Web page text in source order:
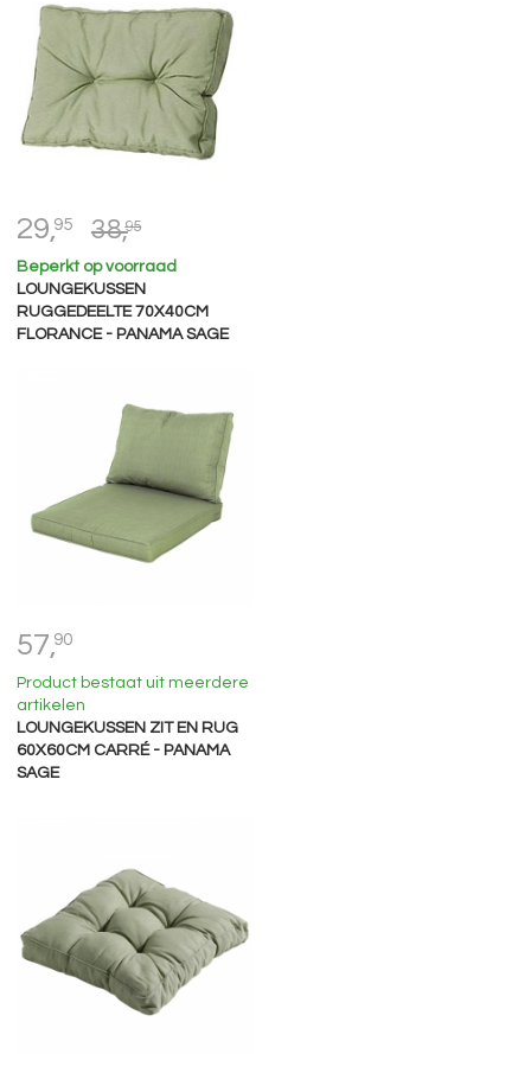
29,95 38,95
Beperkt op voorraad
LOUNGEKUSSEN
RUGGEDEELTE 70X40CM
FLORANCE - PANAMA SAGE
57,90
Product bestaat uit meerdere
artikelen
LOUNGEKUSSEN ZIT EN RUG
60X60CM CARRÉ - PANAMA
SAGE